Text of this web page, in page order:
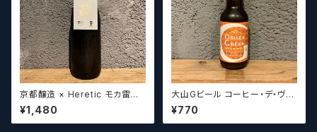
京都醸造 × Heretic モカ雷神 /
Kyoto × Heretic MOCHA T
HUNDER【クラフトビールシザ
ーズ】
¥1,480
大山Gビール コーヒー・デ・ヴァ
イス【クラフトビール】
¥770